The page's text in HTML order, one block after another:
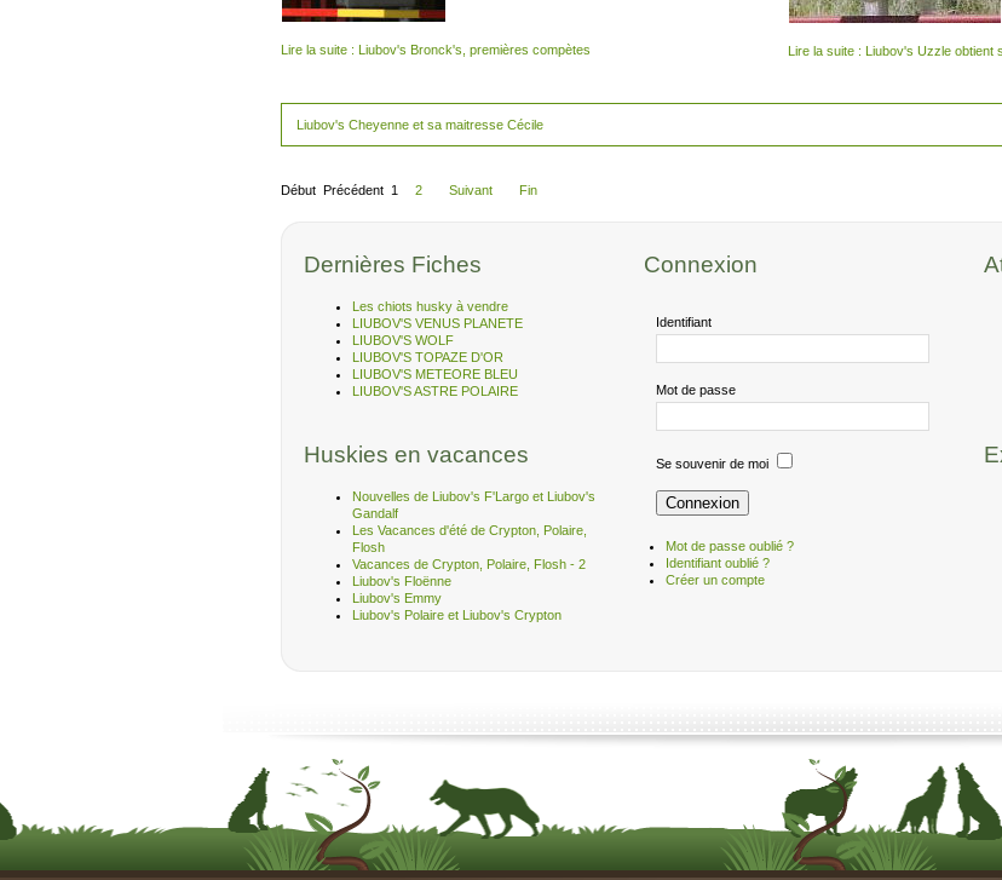
Lire la suite : Liubov's Bronck's, premières compètes Lire la suite : Liubov's Uzzle obtient
Liubov's Cheyenne et sa maitresse Cécile
Début Précédent 1 2 Suivant Fin
Dernières Fiches
Les chiots husky à vendre
LIUBOV'S VENUS PLANETE
LIUBOV'S WOLF
LIUBOV'S TOPAZE D'OR
LIUBOV'S METEORE BLEU
LIUBOV'S ASTRE POLAIRE
Huskies en vacances
Nouvelles de Liubov's F'Largo et Liubov's
Gandalf
Les Vacances d'été de Crypton, Polaire,
Flosh
Vacances de Crypton, Polaire, Flosh - 2
Liubov's Floënne
Liubov's Emmy
Liubov's Polaire et Liubov's Crypton
Connexion
Identifiant
Mot de passe
Se souvenir de moi
Mot de passe oublié ?
Identifiant oublié ?
Créer un compte